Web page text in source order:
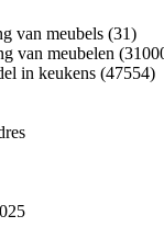
van meubels (31)
van meubelen
in keukens (47554)